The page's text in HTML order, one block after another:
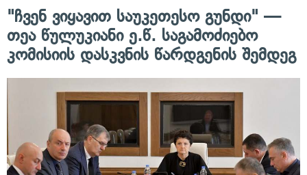
"ჩვენ ვიყავით საუკეთესო გუნდი" —
თეა წულუკიანი ე.წ. საგამოძიებო
კომისიის დასკვნის წარდგენის შემდეგ